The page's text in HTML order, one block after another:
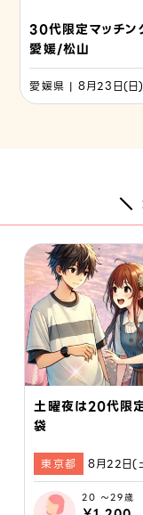
30代限定マッチ
愛媛/松山
愛媛県 | 8月23日(
＼
土曜夜は20代限
袋
東京都 8月22日
20 ～29歳